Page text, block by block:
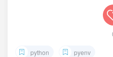
python pyenv